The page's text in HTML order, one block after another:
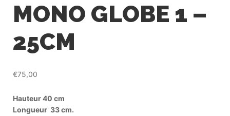
06 09 86 47 35
lapaillebambou@gmail.com
MONO GLOBE 1 –
25CM
€75,00
Hauteur 40 cm
Longueur 33 cm.